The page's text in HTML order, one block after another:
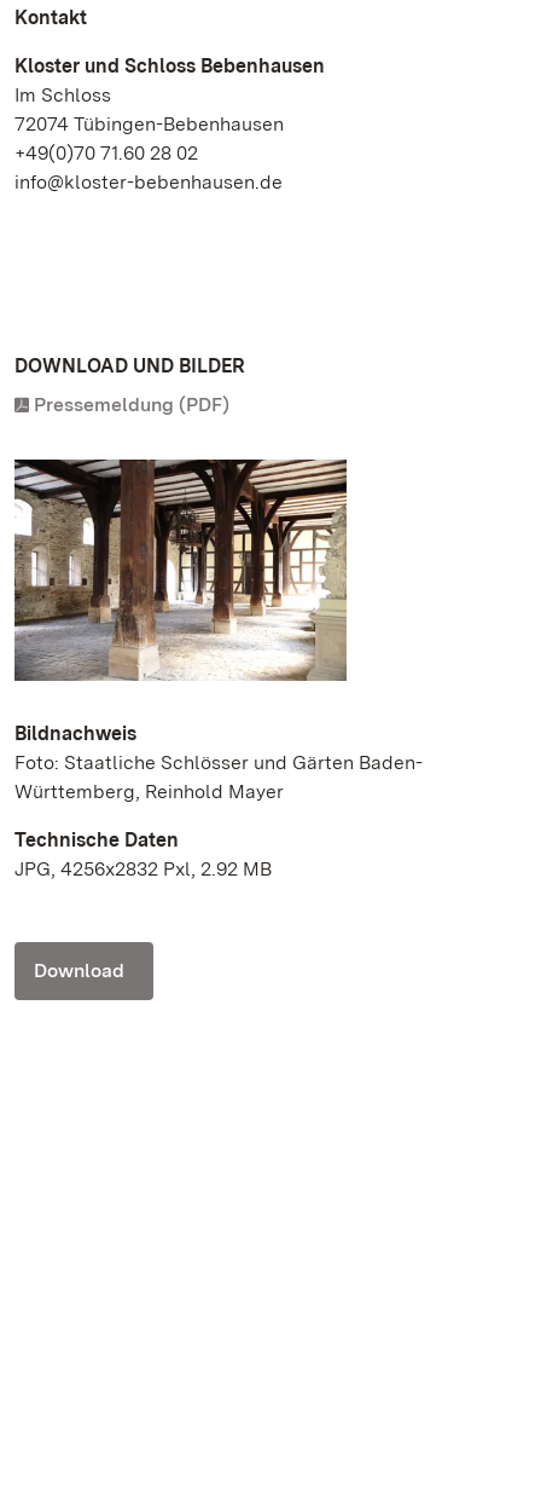
Kontakt
Kloster und Schloss Bebenhausen
Im Schloss
72074 Tübingen-Bebenhausen
+49(0)70 71.60 28 02
info@kloster-bebenhausen.de
DOWNLOAD UND BILDER
Pressemeldung (PDF)
Bildnachweis
Foto: Staatliche Schlösser und Gärten Baden-
Württemberg, Reinhold Mayer
Technische Daten
JPG, 4256x2832 Pxl, 2.92 MB
Download